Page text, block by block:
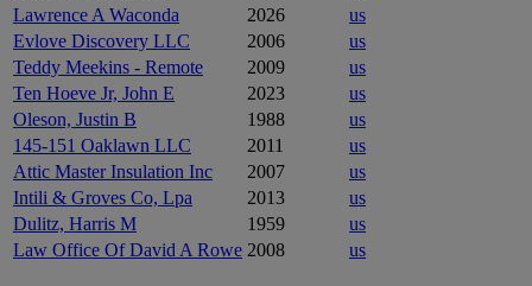
Lawrence A Waconda
2026
us
Evlove Discovery LLC
2006
us
Teddy Meekins - Remote
2009
us
Ten Hoeve Jr, John E
2023
us
Oleson, Justin B
1988
us
145-151 Oaklawn LLC
2011
us
Attic Master Insulation Inc
2007
us
Intili & Groves Co, Lpa
2013
us
Dulitz, Harris M
1959
us
Law Office Of David A Rowe 2008 us